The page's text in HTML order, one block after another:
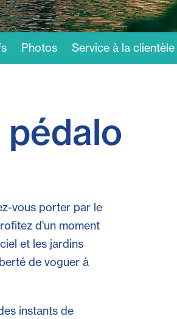
Photos Service à la clientèle
vous porter par le
d'un moment
et les jardins
de voguer à
instants de